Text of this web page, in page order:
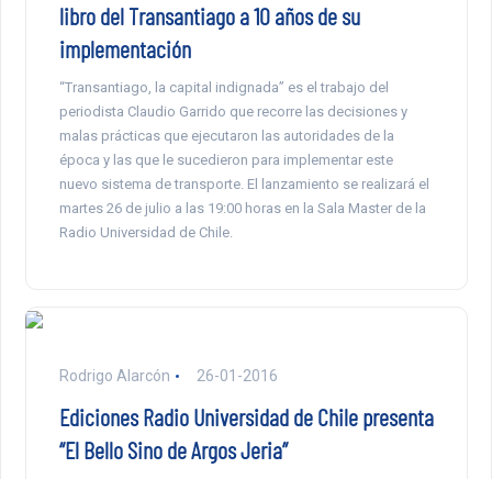
libro del Transantiago a 10 años de su
implementación
“Transantiago, la capital indignada” es el trabajo del
periodista Claudio Garrido que recorre las decisiones y
malas prácticas que ejecutaron las autoridades de la
época y las que le sucedieron para implementar este
nuevo sistema de transporte. El lanzamiento se realizará el
martes 26 de julio a las 19:00 horas en la Sala Master de la
Radio Universidad de Chile.
Rodrigo Alarcón 26-01-2016
Ediciones Radio Universidad de Chile presenta
“El Bello Sino de Argos Jeria”